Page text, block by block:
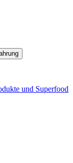
und Superfood